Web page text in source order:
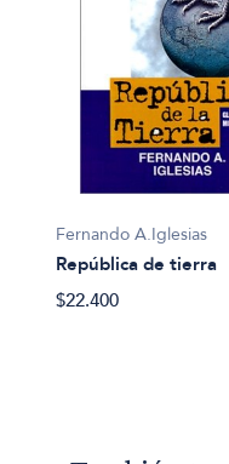
Fernando A.Iglesias
República de tierra
$22.400